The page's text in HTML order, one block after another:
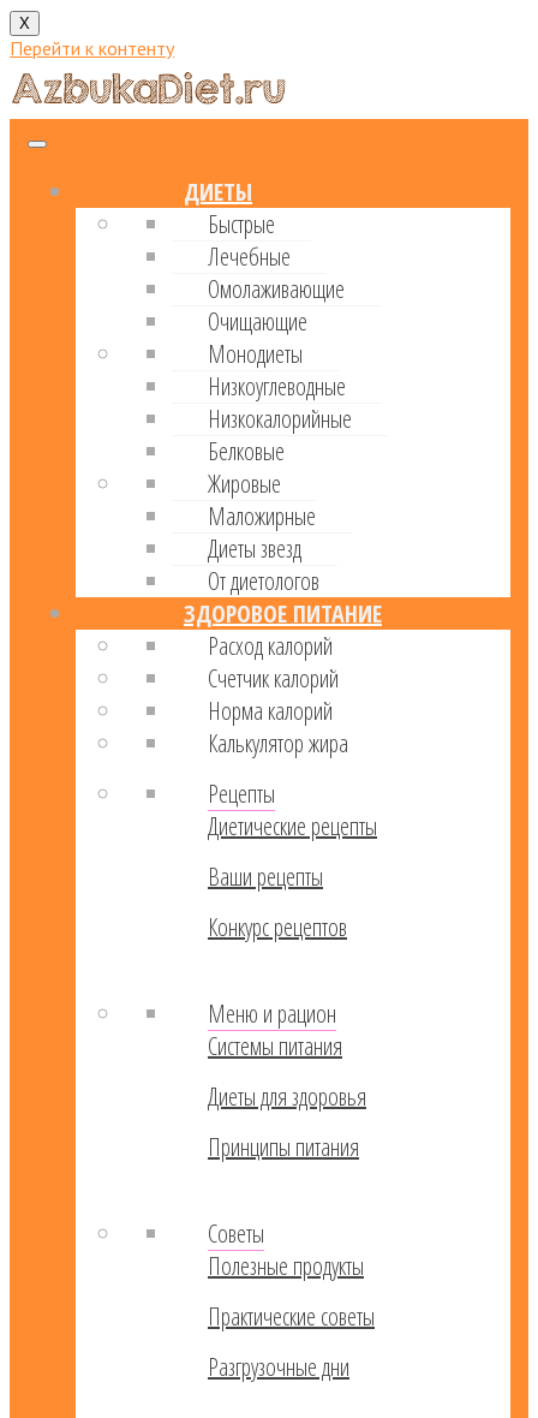
X
Перейти к контенту
ДИЕТЫ
Быстрые
Лечебные
Омолаживающие
Очищающие
Монодиеты
Низкоуглеводные
Низкокалорийные
Белковые
Жировые
Маложирные
Диеты звезд
От диетологов
ЗДОРОВОЕ ПИТАНИЕ
Расход калорий
Cчетчик калорий
Норма калорий
Калькулятор жира
Рецепты
Диетические рецепты
Ваши рецепты
Конкурс рецептов
Меню и рацион
Системы питания
Диеты для здоровья
Принципы питания
Советы
Полезные продукты
Практические советы
Разгрузочные дни